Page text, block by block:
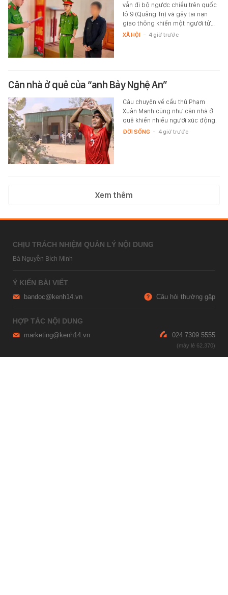
vẫn đi bộ ngược chiều trên quốc
lộ 9 (Quảng Trị) và gây tai nạn
giao thông khiến một người tử…
XÃ HỘI - 4 giờ trước
Căn nhà ở quê của “anh Bảy Nghệ An”
Câu chuyện về cầu thủ Phạm
Xuân Mạnh cũng như căn nhà ở
quê khiến nhiều người xúc động.
ĐỜI SỐNG - 4 giờ trước
Xem thêm
CHỊU TRÁCH NHIỆM QUẢN LÝ NỘI DUNG
Bà Nguyễn Bích Minh
Ý KIẾN BÀI VIẾT
bandoc@kenh14.vn Câu hỏi thường gặp
HỢP TÁC NỘI DUNG
marketing@kenh14.vn 024 7309 5555